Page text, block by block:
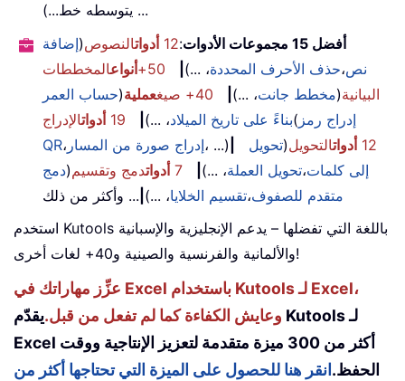
يتوسطه خط...) ...
أفضل 15 مجموعات الأدوات
:
12 أدواتالنصوص(إضافة
نص،حذف الأحرف المحددة، ...) 50+ أنواعالمخططات
البيانية(مخطط جانت، ...) 40+ صيغ عملية(حساب العمر
بناءً على تاريخ الميلاد، ...) 19 أدواتالإدراج ( إدراج رمز
QR، إدراج صورة من المسار، ...) 12 أدواتالتحويل(تحويل
إلى كلمات،تحويل العملة، ...) 7 أدواتدمج وتقسيم(دمج
متقدم للصفوف،تقسيم الخلايا، ...) ... وأكثر من ذلك
استخدم Kutools باللغة التي تفضلها – يدعم الإنجليزية والإسبانية
والألمانية والفرنسية والصينية و40+ لغات أخرى!
عزِّز مهاراتك في Excel باستخدام Kutools لـ Excel،
وعايش الكفاءة كما لم تفعل من قبل.يقدّم Kutools لـ
Excel أكثر من 300 ميزة متقدمة لتعزيز الإنتاجية ووقت
الحفظ. انقر هنا للحصول على الميزة التي تحتاجها أكثر من